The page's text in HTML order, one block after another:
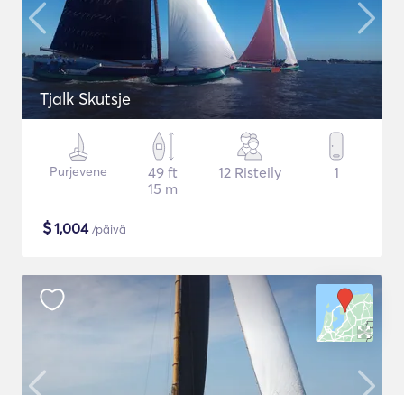
Tjalk Skutsje
Purjevene
49 ft
15 m
12 Risteily 1
$1,004/päivä